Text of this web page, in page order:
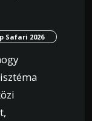
Safari 2026